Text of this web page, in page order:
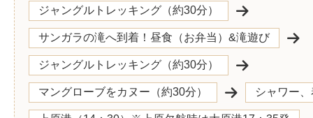
ジャングルトレッキング（約30分）
サンガラの滝へ到着！昼食（お弁当）&滝遊び
ジャングルトレッキング（約30分）
マングローブをカヌー（約30分） シャワー